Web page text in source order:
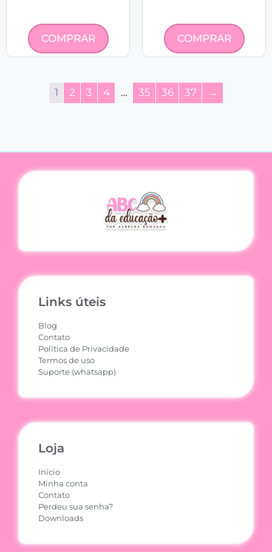
COMPRAR COMPRAR
1 2 3 4 … 35 36 37 →
Links úteis
Blog
Contato
Política de Privacidade
Termos de uso
Suporte (whatsapp)
Loja
Início
Minha conta
Contato
Perdeu sua senha?
Downloads